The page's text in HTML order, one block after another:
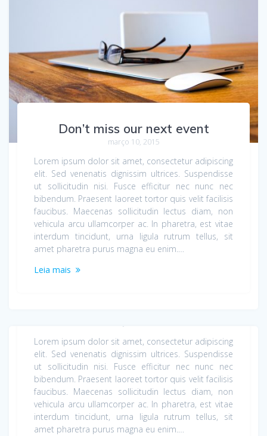
Don’t miss our next event
março 10, 2015
Lorem ipsum dolor sit amet, consectetur adipiscing
elit. Sed venenatis dignissim ultrices. Suspendisse
ut sollicitudin nisi. Fusce efficitur nec nunc nec
bibendum. Praesent laoreet tortor quis velit facilisis
faucibus. Maecenas sollicitudin lectus diam, non
vehicula arcu ullamcorper ac. In pharetra, est vitae
interdum tincidunt, urna ligula rutrum tellus, sit
amet pharetra purus magna eu enim.…
Leia mais
Lorem ipsum dolor sit amet, consectetur adipiscing
elit. Sed venenatis dignissim ultrices. Suspendisse
ut sollicitudin nisi. Fusce efficitur nec nunc nec
bibendum. Praesent laoreet tortor quis velit facilisis
faucibus. Maecenas sollicitudin lectus diam, non
vehicula arcu ullamcorper ac. In pharetra, est vitae
interdum tincidunt, urna ligula rutrum tellus, sit
amet pharetra purus magna eu enim.…